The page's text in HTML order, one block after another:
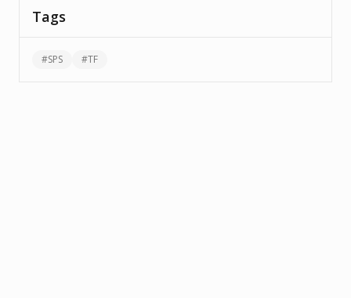
Tags
#SPS #TF